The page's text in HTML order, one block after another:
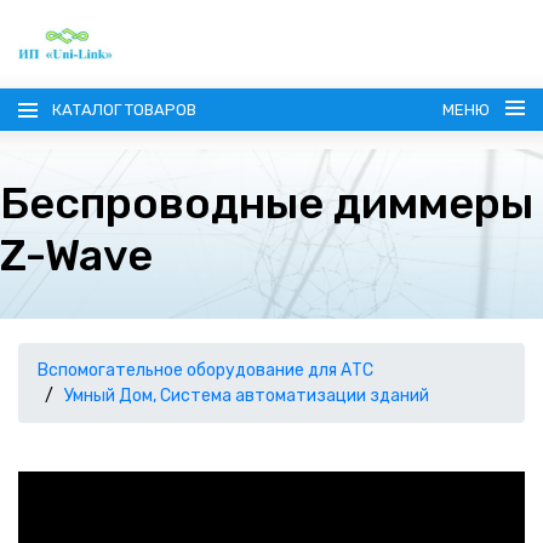
КАТАЛОГ ТОВАРОВ МЕНЮ
О КОМПАНИИ
Беспроводные диммеры
Z-Wave
Вспомогательное оборудование для АТС
Умный Дом, Система автоматизации зданий